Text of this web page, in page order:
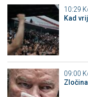
10:29
Kad
09:00